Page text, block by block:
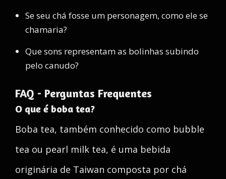
Se seu chá fosse um personagem, como ele se
chamaria?
Que sons representam as bolinhas subindo
pelo canudo?
FAQ - Perguntas Frequentes
O que é boba tea?
Boba tea, também conhecido como bubble
tea ou pearl milk tea, é uma bebida
originária de Taiwan composta por chá